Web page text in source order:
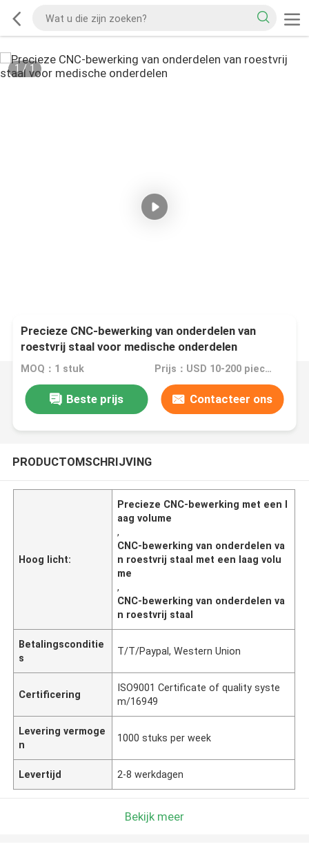
1/1
Precieze CNC-bewerking van onderdelen van
roestvrij staal voor medische onderdelen
MOQ：1 stuk Prijs：USD 10-200 pieces
Beste prijs Contacteer ons
PRODUCTOMSCHRIJVING
Hoog licht:
Precieze CNC-bewerking met een l
aag volume
,
CNC-bewerking van onderdelen va
n roestvrij staal met een laag volu
me
,
CNC-bewerking van onderdelen va
n roestvrij staal
Betalingsconditie
s
T/T/Paypal, Western Union
Certificering
ISO9001 Certificate of quality syste
m/16949
Levering vermoge
n
1000 stuks per week
Levertijd 2-8 werkdagen
Bekijk meer